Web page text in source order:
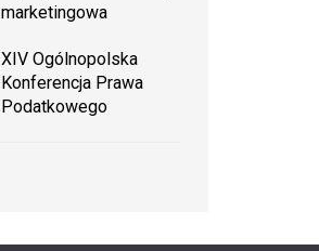
marketingowa
XIV Ogólnopolska
Konferencja Prawa
Podatkowego